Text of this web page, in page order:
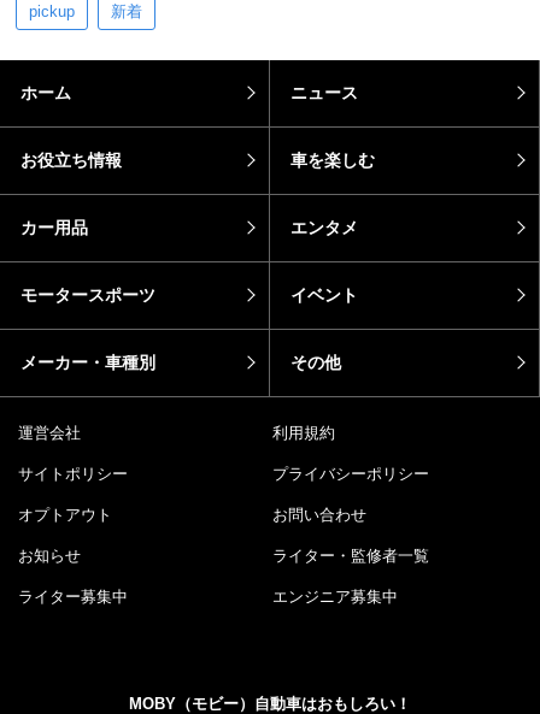
pickup 新着
ホーム ニュース
お役立ち情報 車を楽しむ
カー用品 エンタメ
モータースポーツ イベント
メーカー・車種別 その他
運営会社 利用規約
サイトポリシー プライバシーポリシー
オプトアウト お問い合わせ
お知らせ ライター・監修者一覧
ライター募集中 エンジニア募集中
MOBY（モビー）自動車はおもしろい！